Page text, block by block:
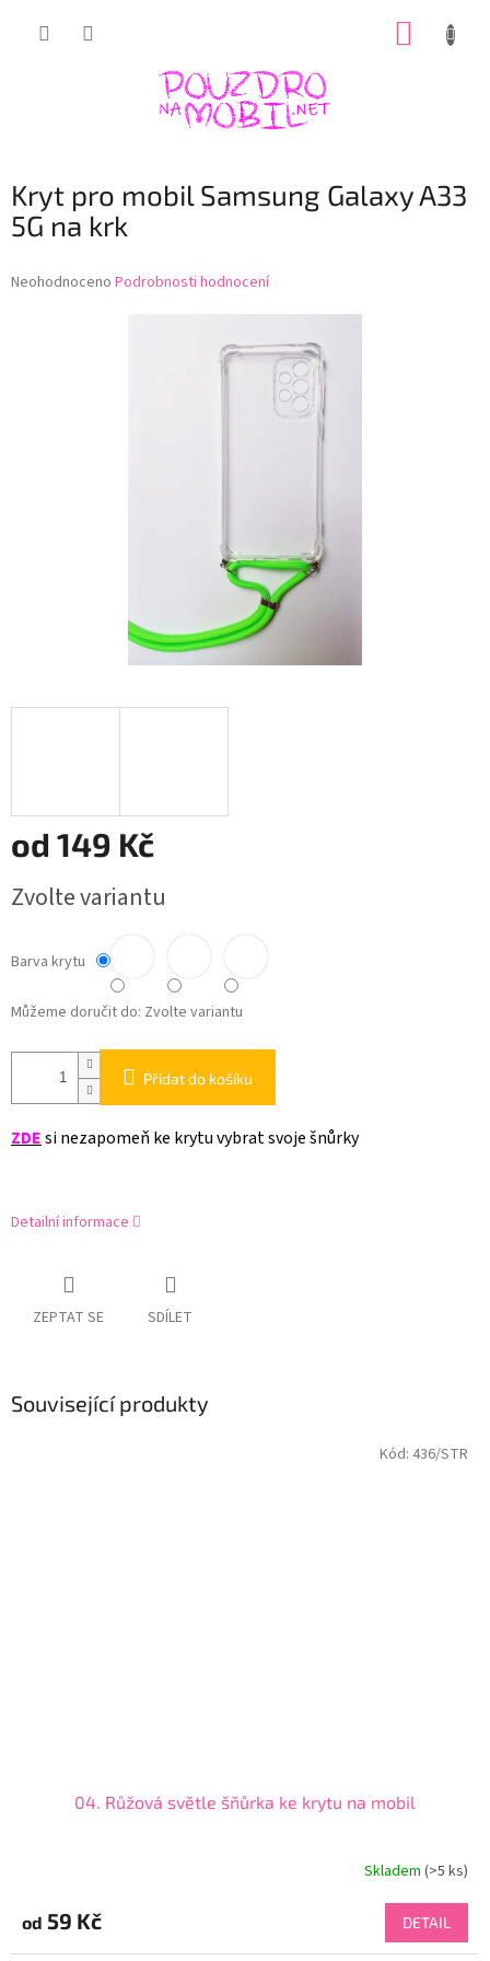
Kryt pro mobil Samsung Galaxy A33
5G na krk
Průměrné
Neohodnoceno Podrobnosti hodnocení
od 149 Kč
cena:
Zvolte variantu
Barva krytu
Můžeme doručit do: Zvolte variantu
Přidat do košíku
ZDEsi nezapomeň ke krytu vybrat svoje šnůrky
Detailní informace
ZEPTAT SE SDÍLET
Související produkty
04. Růžová světle šňůrka ke krytu na mobil
Skladem (>5 ks)
od 59 Kč DETAIL
Kód: 436/STR